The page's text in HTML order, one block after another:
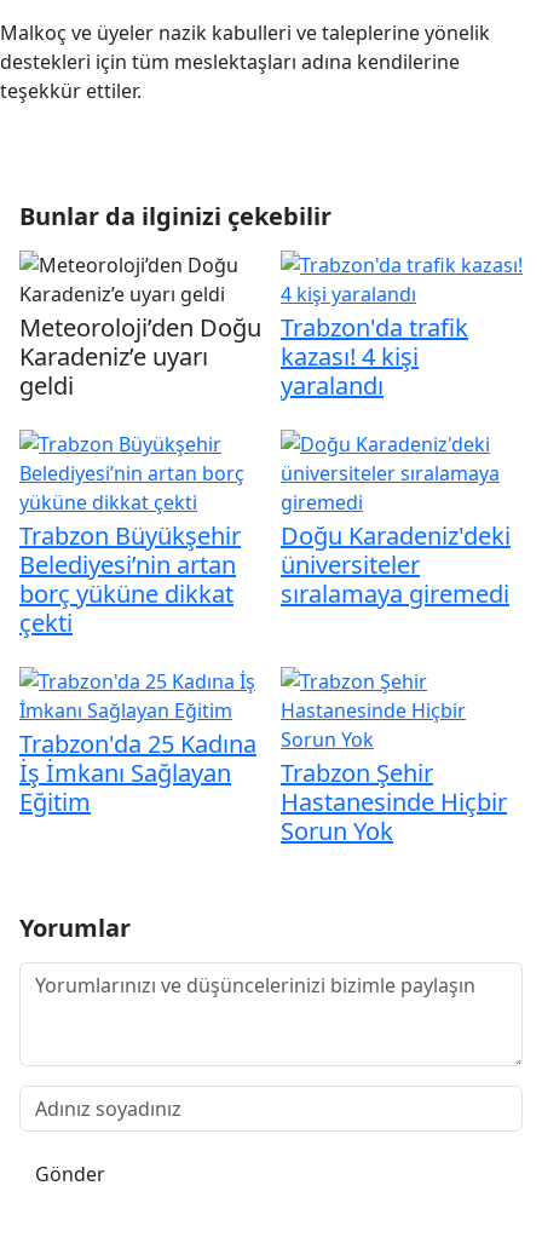
Malkoç ve üyeler nazik kabulleri ve taleplerine yönelik
destekleri için tüm meslektaşları adına kendilerine
teşekkür ettiler.
Bunlar da ilginizi çekebilir
Meteoroloji’den Doğu
Karadeniz’e uyarı
geldi
Trabzon'da trafik
kazası! 4 kişi
yaralandı
Trabzon Büyükşehir
Belediyesi’nin artan
borç yüküne dikkat
çekti
Doğu Karadeniz'deki
üniversiteler
sıralamaya giremedi
Trabzon'da 25 Kadına
İş İmkanı Sağlayan
Eğitim
Trabzon Şehir
Hastanesinde Hiçbir
Sorun Yok
Yorumlar
Gönder